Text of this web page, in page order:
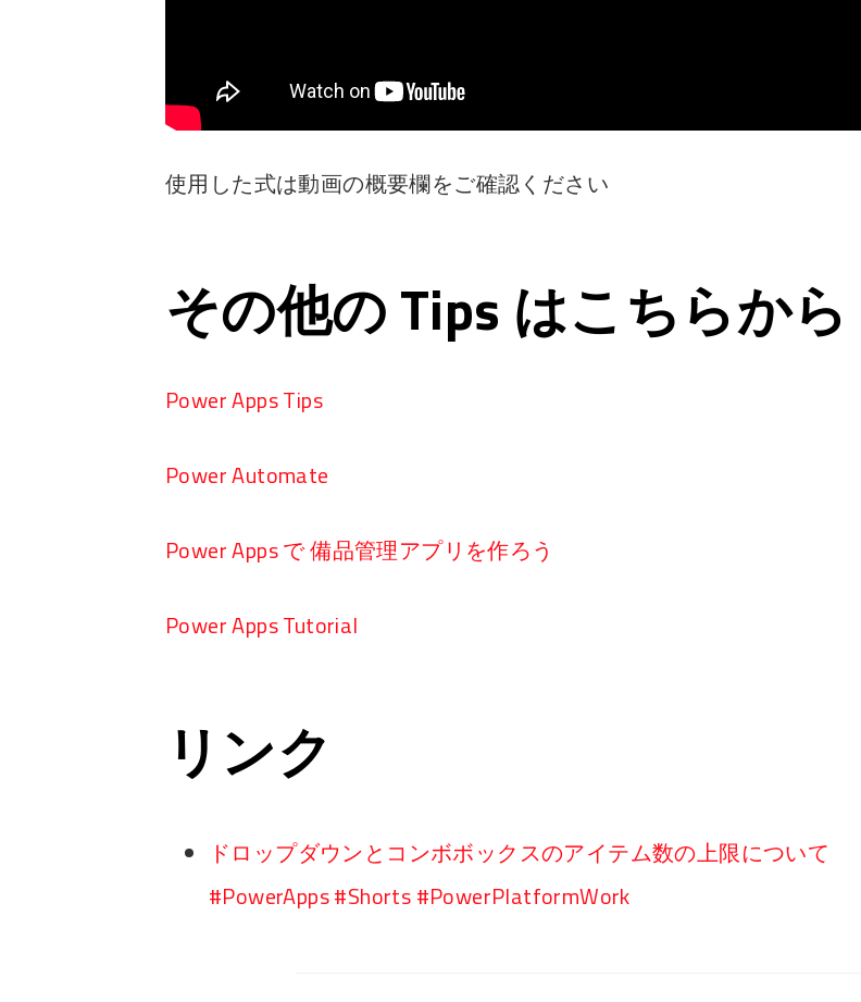
使用した式は動画の概要欄をご確認ください
その他の Tips はこちらから
Power Apps Tips
Power Automate
Power Apps で 備品管理アプリを作ろう
Power Apps Tutorial
リンク
ドロップダウンとコンボボックスのアイテム数の上限について
#PowerApps #Shorts #PowerPlatformWork